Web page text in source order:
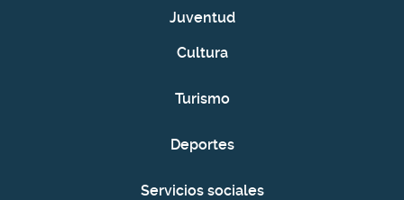
Juventud
Cultura
Turismo
Deportes
Servicios sociales